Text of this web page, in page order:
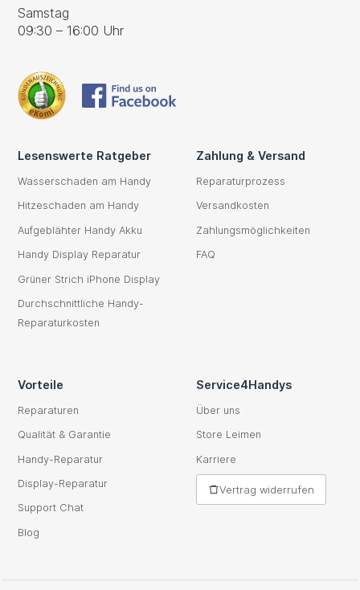
Samstag
09:30 – 16:00 Uhr
Lesenswerte Ratgeber
Wasserschaden am Handy
Hitzeschaden am Handy
Aufgeblähter Handy Akku
Handy Display Reparatur
Grüner Strich iPhone Display
Durchschnittliche Handy-
Reparaturkosten
Zahlung & Versand
Reparaturprozess
Versandkosten
Zahlungsmöglichkeiten
FAQ
Vorteile
Reparaturen
Qualität & Garantie
Handy-Reparatur
Display-Reparatur
Support Chat
Blog
Service4Handys
Über uns
Store Leimen
Karriere
Vertrag widerrufen